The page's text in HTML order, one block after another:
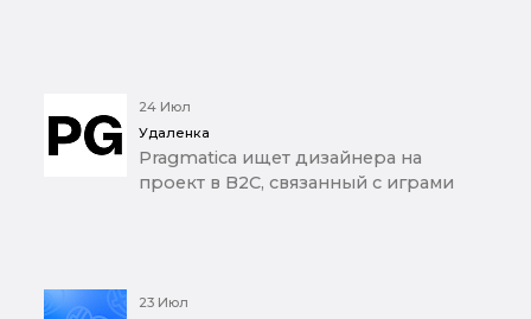
24 Июл
Удаленка
Pragmatica ищет дизайнера на
проект в B2C, связанный с играми
23 Июл